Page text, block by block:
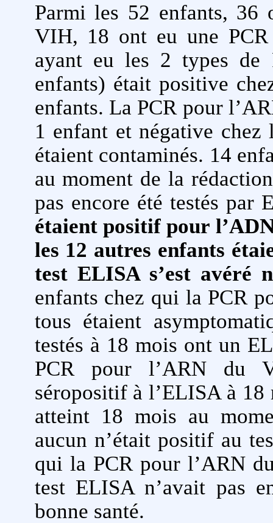
Parmi les 52 enfants, 36
VIH, 18 ont eu une
ayant eu les 2 types de
enfants) était positive
enfants. La PCR pour
1 enfant et négative
étaient contaminés. 14
au moment de la
pas encore été testés par
étaient positif pour
les 12 autres enfants
test ELISA s’est avéré
enfants chez qui la PCR
tous étaient
testés à 18 mois ont un
PCR pour l’ARN du
séropositif à l’ELISA à
atteint 18 mois au
aucun n’était positif au
qui la PCR pour l’ARN
test ELISA n’avait pas
bonne santé.